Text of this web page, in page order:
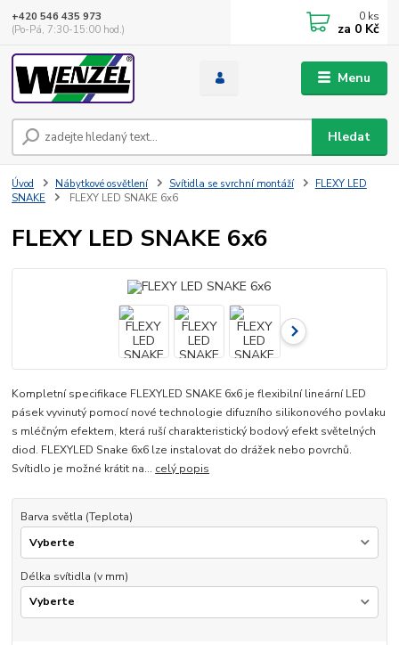
Menu
Hledat
+420 546 435 973
(Po-Pá, 7:30-15:00 hod.)
0 ks
za 0 Kč
Úvod Nábytkové osvětlení Svítidla se svrchní montáží
FLEXY LED
SNAKE
FLEXY LED SNAKE 6x6
FLEXY LED SNAKE 6x6
Kompletní specifikace FLEXYLED SNAKE 6x6 je flexibilní lineární LED
pásek vyvinutý pomocí nové technologie difuzního silikonového povlaku
s mléčným efektem, která ruší charakteristický bodový efekt světelných
diod. FLEXYLED Snake 6x6 lze instalovat do drážek nebo povrchů.
Svítidlo je možné krátit na... celý popis
Barva světla (Teplota)
Délka svítidla (v mm)